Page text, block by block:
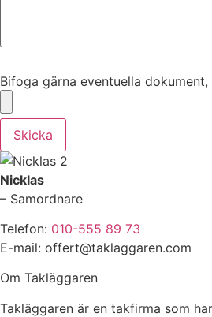
Bifoga gärna eventuella
Skicka
Nicklas
– Samordnare
Telefon: 010-555 89 73
E-mail: offert@taklaggaren.com
Om Takläggaren
Takläggaren är en takfirma som